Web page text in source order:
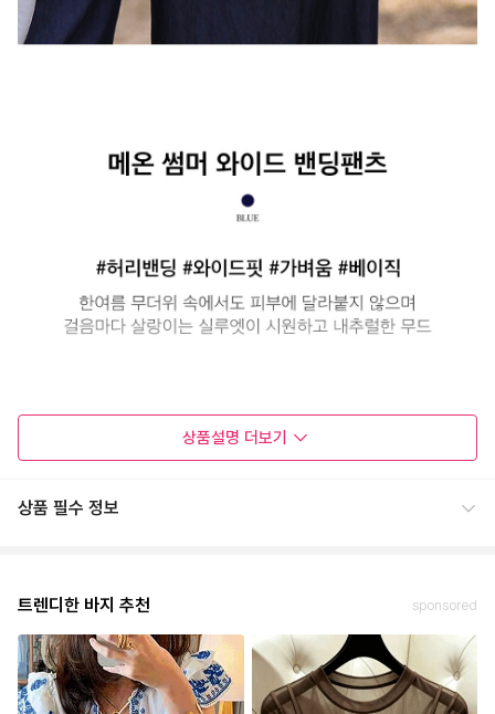
상품설명 더보기
상품 필수 정보
트렌디한 바지 추천 sponsored